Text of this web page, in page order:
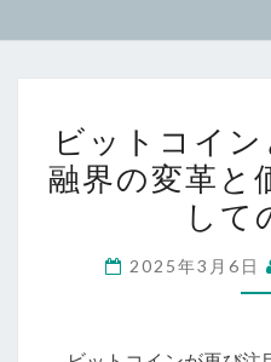
ビットコイ
融界の変革と
して
2025年3月6日